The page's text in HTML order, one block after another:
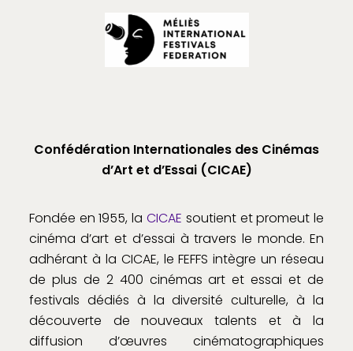
Confédération Internationales des Cinémas
d’Art et d’Essai (CICAE)
Fondée en 1955, la CICAE soutient et promeut le
cinéma d’art et d’essai à travers le monde. En
adhérant à la CICAE, le FEFFS intègre un réseau
de plus de 2 400 cinémas art et essai et de
festivals dédiés à la diversité culturelle, à la
découverte de nouveaux talents et à la
diffusion d’œuvres cinématographiques